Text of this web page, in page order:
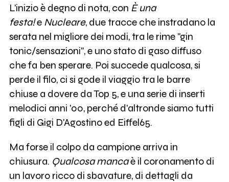
L'inizio è degno di nota, con È una
festa!e Nucleare, due tracce che instradano la
serata nel migliore dei modi, tra le rime "gin
tonic/sensazioni", e uno stato di gaso diffuso
che fa ben sperare. Poi succede qualcosa, si
perde il filo, ci si gode il viaggio tra le barre
chiuse a dovere da Top 5, e una serie di inserti
melodici anni '00, perché d'altronde siamo tutti
figli di Gigi D'Agostino ed Eiffel65.
Ma forse il colpo da campione arriva in
chiusura. Qualcosa mancaè il coronamento di
un lavoro ricco di sbavature, di dettagli da